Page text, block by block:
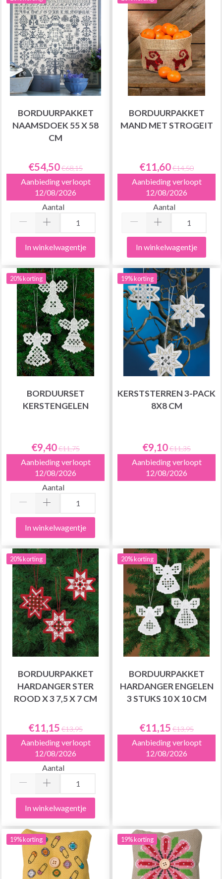
BORDUURPAKKET
NAAMSDOEK 55 X 58
CM
€54,50€68,15
Aanbieding verloopt
12/08/2026
Aantal
In winkelwagentje
BORDUURPAKKET
MAND MET STROGEIT
€11,60€14,50
Aanbieding verloopt
12/08/2026
Aantal
In winkelwagentje
20% korting
BORDUURSET
KERSTENGELEN
€9,40€11,75
Aanbieding verloopt
12/08/2026
Aantal
In winkelwagentje
19% korting
KERSTSTERREN 3-PACK
8X8 CM
€9,10€11,35
Aanbieding verloopt
12/08/2026
20% korting
BORDUURPAKKET
HARDANGER STER
ROOD X 3 7,5 X 7 CM
€11,15 €13,95
Aanbieding verloopt
12/08/2026
Aantal
In winkelwagentje
20% korting
BORDUURPAKKET
HARDANGER ENGELEN
3 STUKS 10 X 10 CM
€11,15 €13,95
Aanbieding verloopt
12/08/2026
19% korting 19% korting